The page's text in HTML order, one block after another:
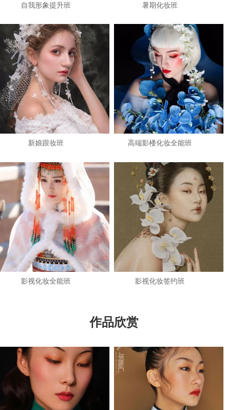
自我形象提升班 暑期化妆班
新娘跟妆班 高端影楼化妆全能班
影视化妆全能班 影视化妆签约班
作品欣赏